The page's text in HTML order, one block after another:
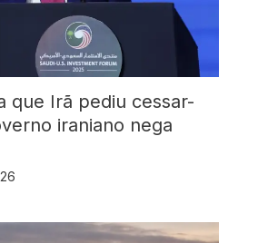
que Irã pediu cessar-
iraniano nega